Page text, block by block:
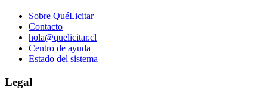
Sobre QuéLicitar
Contacto
hola@quelicitar.cl
Centro de ayuda
Estado del sistema
Legal